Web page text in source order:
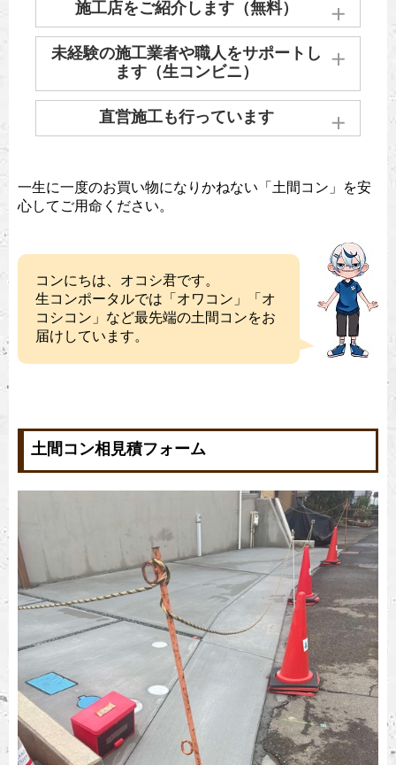
施工店をご紹介します（無料）
お住まいの近くの施工業者をご紹介します。
実績のある施工業者がいない場合、お探しい
たします。
未経験の施工業者や職人をサポートし
ます（生コンビニ）
実際に当社製品を施工したことのない施工業
者さんへ見学会も兼ねた施工方法やお見積り
施工経験豊富な直営業者・スタッフによる施
工を見学会としてご案内もしています。
施工店が見つからず、未経験の工事業者・職
人に注文する場合であっても、お見積りや納
品・無料現場立会など、【生コンビニ】によ
る支援を行っているので安心しておまかせい
ただけます。
直営施工も行っています
下記料金表を目安としてお買い求めいただけ
オワコン直営施工価格表
防草・排水
防草・排水・
〜40㎡まで ¥232,000
40㎡〜（単
5,000円/m2 6,500円/m2
免責事項: 詳しくはこちら
一生に一度のお買い物になりかねない「土間コン」を安
心してご用命ください。
コンにちは、オコシ君です。
生コンポータルでは「オワコン」「オ
コシコン」など最先端の土間コンをお
届けしています。
土間コン相見積フォーム